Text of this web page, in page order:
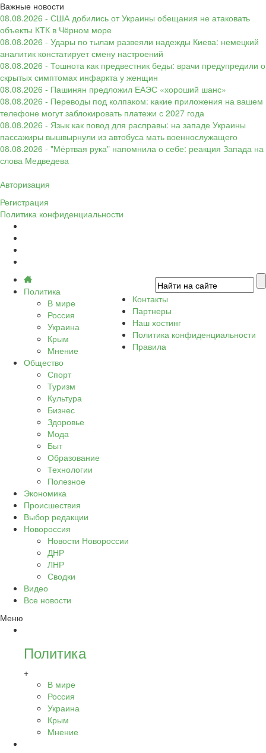
Важные новости
08.08.2026 - США добились от Украины обещания не атаковать
объекты КТК в Чёрном море
08.08.2026 - Удары по тылам развеяли надежды Киева: немецкий
аналитик констатирует смену настроений
08.08.2026 - Тошнота как предвестник беды: врачи предупредили о
скрытых симптомах инфаркта у женщин
08.08.2026 - Пашинян предложил ЕАЭС «хороший шанс»
08.08.2026 - Переводы под колпаком: какие приложения на вашем
телефоне могут заблокировать платежи с 2027 года
08.08.2026 - Язык как повод для расправы: на западе Украины
пассажиры вышвырнули из автобуса мать военнослужащего
08.08.2026 - "Мёртвая рука" напомнила о себе: реакция Запада на
слова Медведева
Авторизация
Регистрация
Политика конфиденциальности
Политика
В мире
Россия
Украина
Крым
Мнение
Общество
Спорт
Туризм
Культура
Бизнес
Здоровье
Мода
Быт
Образование
Технологии
Полезное
Экономика
Происшествия
Выбор редакции
Новороссия
Новости Новороссии
ДНР
ЛНР
Сводки
Видео
Все новости
Меню
Политика
+
В мире
Россия
Украина
Крым
Мнение
Контакты
Партнеры
Наш хостинг
Политика конфиденциальности
Правила